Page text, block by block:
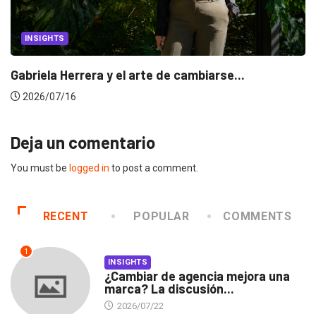
INSIGHTS
Gabriela Herrera y el arte de cambiarse...
2026/07/16
Deja un comentario
You must be logged in to post a comment.
RECENT POPULAR COMMENTS
1
INSIGHTS
¿Cambiar de agencia mejora una
marca? La discusión...
2026/07/22